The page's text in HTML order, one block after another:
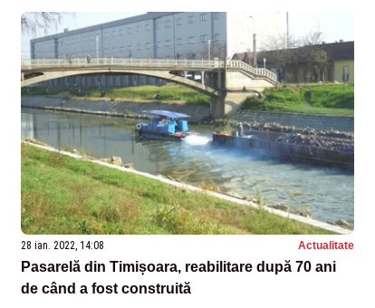
28 ian. 2022, 14:08 Actualitate
Pasarelă din Timișoara, reabilitare după 70 ani
de când a fost construită